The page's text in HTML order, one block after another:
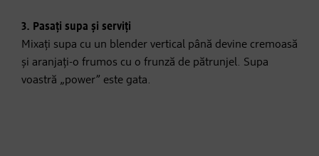
3. Pasați supa și serviți
Mixați supa cu un blender vertical până devine cremoasă
și aranjați-o frumos cu o frunză de pătrunjel. Supa
voastră „power” este gata.